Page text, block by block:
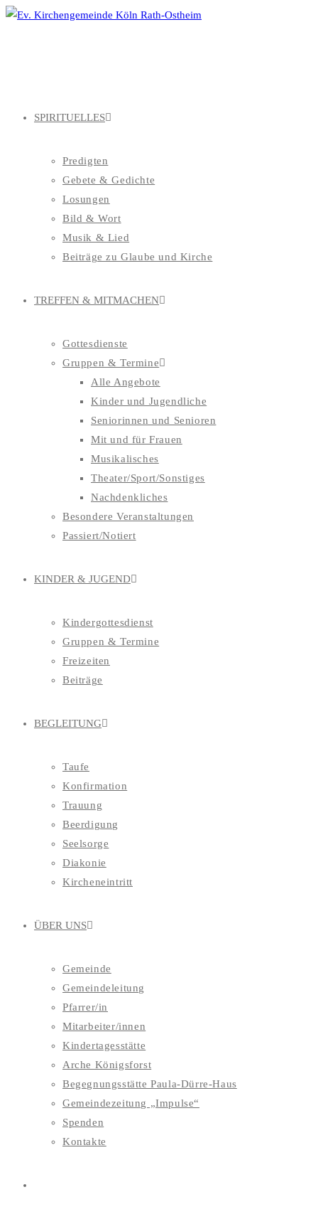
Zum
SPIRITUELLES
Predigten
Gebete & Gedichte
Losungen
Bild & Wort
Musik & Lied
Beiträge zu Glaube und Kirche
TREFFEN & MITMACHEN
Gottesdienste
Gruppen & Termine
Alle Angebote
Kinder und Jugendliche
Seniorinnen und Senioren
Mit und für Frauen
Musikalisches
Theater/Sport/Sonstiges
Nachdenkliches
Besondere Veranstaltungen
Passiert/Notiert
KINDER & JUGEND
Kindergottesdienst
Gruppen & Termine
Freizeiten
Beiträge
BEGLEITUNG
Taufe
Konfirmation
Trauung
Beerdigung
Seelsorge
Diakonie
Kircheneintritt
ÜBER UNS
Gemeinde
Gemeindeleitung
Pfarrer/in
Mitarbeiter/innen
Kindertagesstätte
Arche Königsforst
Begegnungsstätte Paula-Dürre-Haus
Gemeindezeitung „Impulse“
Spenden
Kontakte